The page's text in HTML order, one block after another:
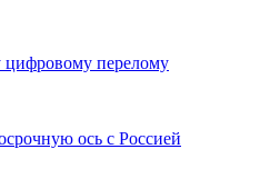
перелому
ось с Россией